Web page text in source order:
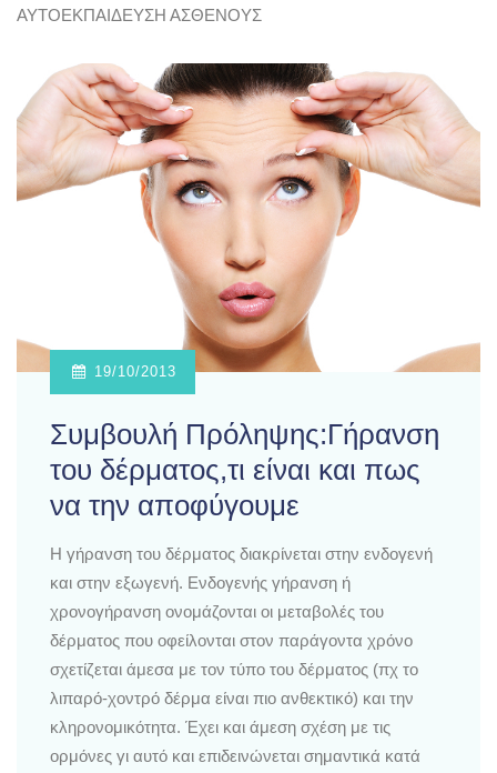
ΑΥΤΟΕΚΠΑΙΔΕΥΣΗ ΑΣΘΕΝΟΥΣ
19/10/2013
Συμβουλή Πρόληψης:Γήρανση
του δέρματος,τι είναι και πως
να την αποφύγουμε
Η γήρανση του δέρματος διακρίνεται στην ενδογενή
και στην εξωγενή. Ενδογενής γήρανση ή
χρονογήρανση ονομάζονται οι μεταβολές του
δέρματος που οφείλονται στον παράγοντα χρόνο
σχετίζεται άμεσα με τον τύπο του δέρματος (πχ το
λιπαρό-χοντρό δέρμα είναι πιο ανθεκτικό) και την
κληρονομικότητα. Έχει και άμεση σχέση με τις
ορμόνες γι αυτό και επιδεινώνεται σημαντικά κατά